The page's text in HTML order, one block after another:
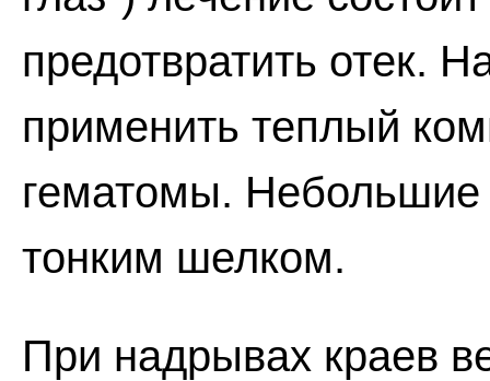
предотвратить отек.
применить теплый
гематомы. Небольшие
тонким шелком.
При надрывах краев